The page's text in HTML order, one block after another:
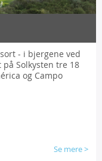
- i bjergene ved
Solkysten tre 18
og Campo
Se mere>